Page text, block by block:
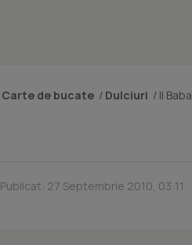
Carte de bucate / Dulciuri / Il Baba
Publicat: 27 Septembrie 2010, 03:11